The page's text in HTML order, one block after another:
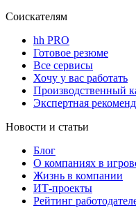
Соискателям
hh PRO
Готовое резюме
Все сервисы
Хочу у вас работать
Производственный
Экспертная
Новости и статьи
Блог
О компаниях в
Жизнь в компании
ИТ-проекты
Рейтинг